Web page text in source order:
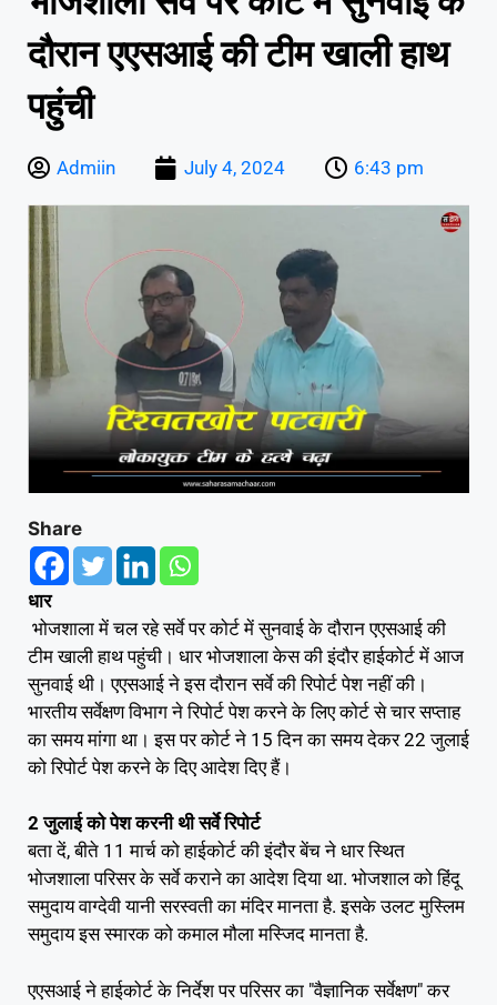
दौरान एएसआई की टीम खाली हाथ
पहुंची
Admiin July 4, 2024 6:43 pm
Share
धार
भोजशाला में चल रहे सर्वे पर कोर्ट में सुनवाई के दौरान एएसआई की
टीम खाली हाथ पहुंची। धार भोजशाला केस की इंदौर हाईकोर्ट में आज
सुनवाई थी। एएसआई ने इस दौरान सर्वे की रिपोर्ट पेश नहीं की।
भारतीय सर्वेक्षण विभाग ने रिपोर्ट पेश करने के लिए कोर्ट से चार सप्ताह
का समय मांगा था। इस पर कोर्ट ने 15 दिन का समय देकर 22 जुलाई
को रिपोर्ट पेश करने के दिए आदेश दिए हैं।
2 जुलाई को पेश करनी थी सर्वे रिपोर्ट
बता दें, बीते 11 मार्च को हाईकोर्ट की इंदौर बेंच ने धार स्थित
भोजशाला परिसर के सर्वे कराने का आदेश दिया था. भोजशाल को हिंदू
समुदाय वाग्देवी यानी सरस्वती का मंदिर मानता है. इसके उलट मुस्लिम
समुदाय इस स्मारक को कमाल मौला मस्जिद मानता है.
एएसआई ने हाईकोर्ट के निर्देश पर परिसर का "वैज्ञानिक सर्वेक्षण" कर